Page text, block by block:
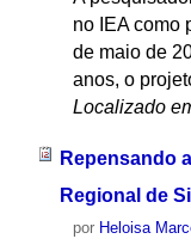
no IEA como
de maio de
anos, o
Localizado
Repensando
Regional de
por Heloisa